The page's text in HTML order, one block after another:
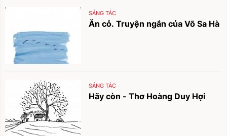
SÁNG TÁC
Ăn cỏ. Truyện ngắn của Võ Sa Hà
SÁNG TÁC
Hãy còn - Thơ Hoàng Duy Hợi